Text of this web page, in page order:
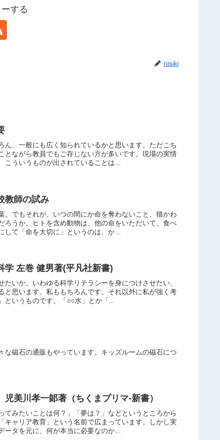
する
nisiki
ん、一般にも広く知られているかと思います。ただこち
とながら教員でもご存じない方が多いです。現場の実情
こういうものが出されていることは...
師の試み
。でもそれが、いつの間にか命を奪わないこと、猫かわ
ろうか。ヒトを含め動物は、他の命をいただいて、食べ
て「命を大切に」というのは、か...
学 左巻 健男著(平凡社新書)
いか。いわゆる科学リテラシーを身につけさせたい、
と思います。私ももちろんです。それ以外に私が強く考
というものです。「○○水」とか「...
な磁石の通販もやっています。キッズルームの磁石につ
美川孝一郞著（ちくまプリマ-新書）
てみたいことは何？」「夢は？」などというところから
キャリア教育」という名前で広まっています。しかし実
タを元に、何が本当に必要なのか...